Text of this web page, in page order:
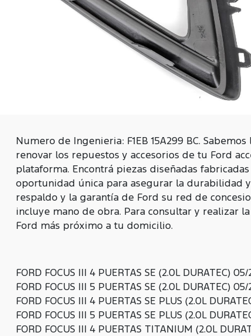
Numero de Ingenieria: F1EB 15A299 BC.
renovar los repuestos y accesorios de tu Ford
plataforma. Encontrá piezas diseñadas
oportunidad única para asegurar la durabilidad
respaldo y la garantía de Ford su red de
incluye mano de obra. Para consultar y realizar
Ford más próximo a tu domicilio.
FORD FOCUS III 4 PUERTAS SE (2.0L DURATEC)
FORD FOCUS III 5 PUERTAS SE (2.0L DURATEC)
FORD FOCUS III 4 PUERTAS SE PLUS (2.0L
FORD FOCUS III 5 PUERTAS SE PLUS (2.0L
FORD FOCUS III 4 PUERTAS TITANIUM (2.0L